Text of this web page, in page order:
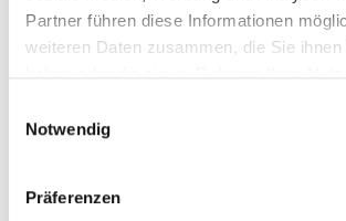
Partner führen diese Informationen
weiteren Daten zusammen, die Sie
Notwendig
Präferenzen